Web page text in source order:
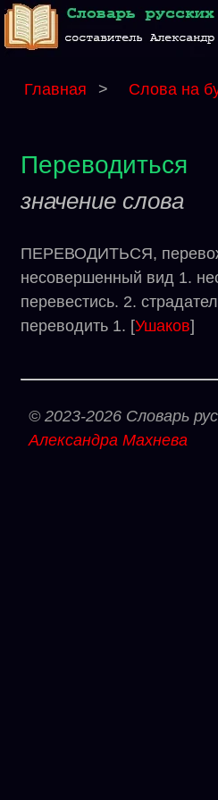
Главная > Слова на
Переводиться
значение слова
ПЕРЕВОДИТЬСЯ,
несовершенный вид 1.
перевестись. 2.
переводить 1. [Ушаков]
© 2023-2026 Словарь
Александра Махнева